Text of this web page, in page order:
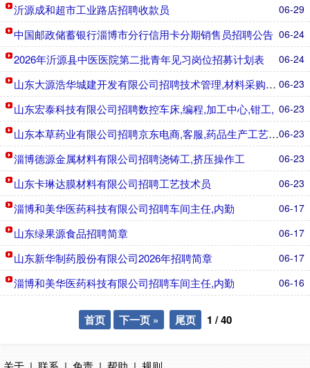
06-29
沂源成和超市工业路店招聘收款员
06-24
中国邮政储蓄银行淄博市分行信用卡分期销售员招聘公告
06-24
2026年沂源县中医医院第二批青年见习岗位招募计划表
06-23
山东大源浩华城建开发有限公司招聘技术管理,材料采购员,成
06-23
山东宏泰科技有限公司招聘数控车床,编程,加工中心,钳工,
06-23
山东本草药业有限公司招聘京东电商,客服,药品生产工艺员,
06-23
淄博德源金属材料有限公司招聘浇铸工,挤压操作工
06-23
山东卡琳达膜材料有限公司招聘工艺技术员
06-17
淄博和美华医药科技有限公司招聘车间主任,内勤
06-17
山东绿果源食品招聘简章
06-17
山东新华制药股份有限公司2026年招聘简章
06-16
淄博和美华医药科技有限公司招聘车间主任,内勤
首页 下一页 » 尾页 1 /40